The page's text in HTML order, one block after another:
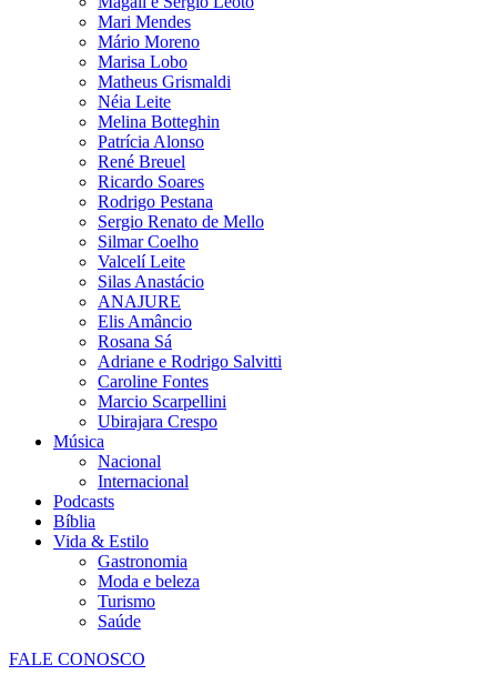
Mari Mendes
Mário Moreno
Marisa Lobo
Matheus Grismaldi
Néia Leite
Melina Botteghin
Patrícia Alonso
René Breuel
Ricardo Soares
Rodrigo Pestana
Sergio Renato de Mello
Silmar Coelho
Valcelí Leite
Silas Anastácio
ANAJURE
Elis Amâncio
Rosana Sá
Adriane e Rodrigo Salvitti
Caroline Fontes
Marcio Scarpellini
Ubirajara Crespo
Música
Nacional
Internacional
Podcasts
Bíblia
Vida & Estilo
Gastronomia
Moda e beleza
Turismo
Saúde
FALE CONOSCO